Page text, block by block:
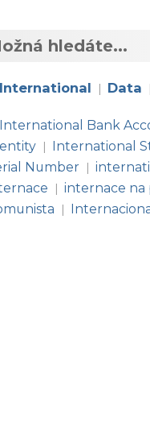
hledáte...
International | Data
International Bank
| International
Number
|
| internace na
|